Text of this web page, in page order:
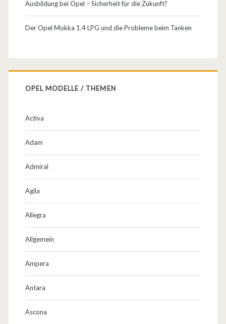
i
n
g
u
d
Ausbildung bei Opel – Sicherheit für die Zukunft?
Der Opel Mokka 1.4 LPG und die Probleme beim Tanken
OPEL MODELLE / THEMEN
Activa
Adam
Admiral
Agila
Allegra
Allgemein
Ampera
Antara
Ascona